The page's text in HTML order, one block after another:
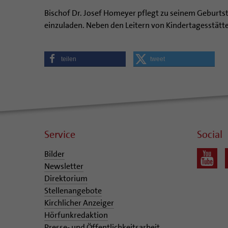
Bischof Dr. Josef Homeyer pflegt zu seinem
einzuladen. Neben den Leitern von
teilen tweet
Service
Bilder
Newsletter
Direktorium
Stellenangebote
Kirchlicher Anzeiger
Hörfunkredaktion
Social